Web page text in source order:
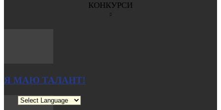
КОНКУРСИ
Я МАЮ ТАЛАНТ!